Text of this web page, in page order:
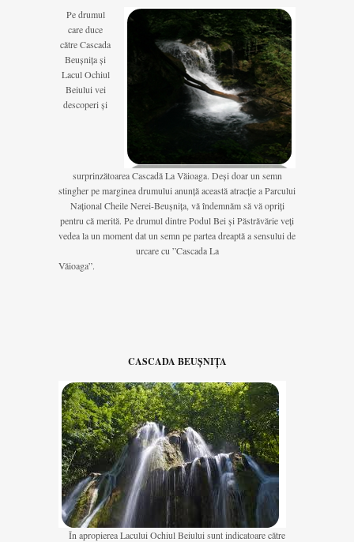
Pe drumul
care duce
către Cascada
Beușnița și
Lacul Ochiul
Beiului vei
descoperi și
surprinzătoarea Cascadă La Văioaga. Deși doar un semn
stingher pe marginea drumului anunță această atracție a Parcului
Național Cheile Nerei-Beușnița, vă îndemnăm să vă opriți
pentru că merită. Pe drumul dintre Podul Bei și Păstrăvărie veți
vedea la un moment dat un semn pe partea dreaptă a sensului de
urcare cu ”Cascada La
Văioaga”.
CASCADA BEUȘNIȚA
În apropierea Lacului Ochiul Beiului sunt indicatoare către